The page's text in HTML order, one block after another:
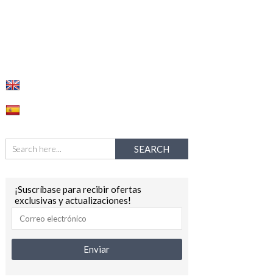
¡Suscríbase para recibir ofertas
exclusivas y actualizaciones!